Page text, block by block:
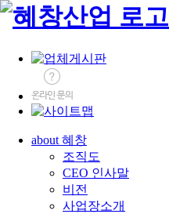
about 혜창
조직도
CEO 인사말
비전
사업장소개